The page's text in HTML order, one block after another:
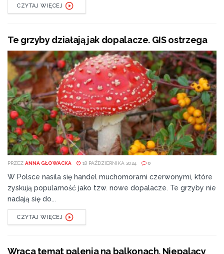
CZYTAJ WIĘCEJ
Te grzyby działają jak dopalacze. GIS ostrzega
PRZEZ ANNA GŁOWACKA 18 PAŹDZIERNIKA 2024 0
W Polsce nasila się handel muchomorami czerwonymi, które
zyskują popularność jako tzw. nowe dopalacze. Te grzyby nie
nadają się do...
CZYTAJ WIĘCEJ
Wraca temat palenia na balkonach. Niepalący